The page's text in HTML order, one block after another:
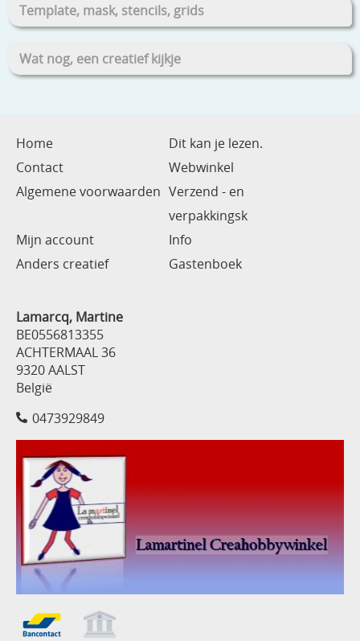
Template, mask, stencils, grids
Wat nog, een creatief kijkje
Home
Dit kan je lezen.
Contact
Webwinkel
Algemene voorwaarden Verzend - en
verpakkingsk
Mijn account
Info
Anders creatief
Gastenboek
Lamarcq, Martine
BE0556813355
ACHTERMAAL 36
9320 AALST
België
0473929849